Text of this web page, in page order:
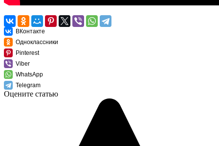
ВКонтакте
Одноклассники
Pinterest
Viber
WhatsApp
Telegram
Оцените статью